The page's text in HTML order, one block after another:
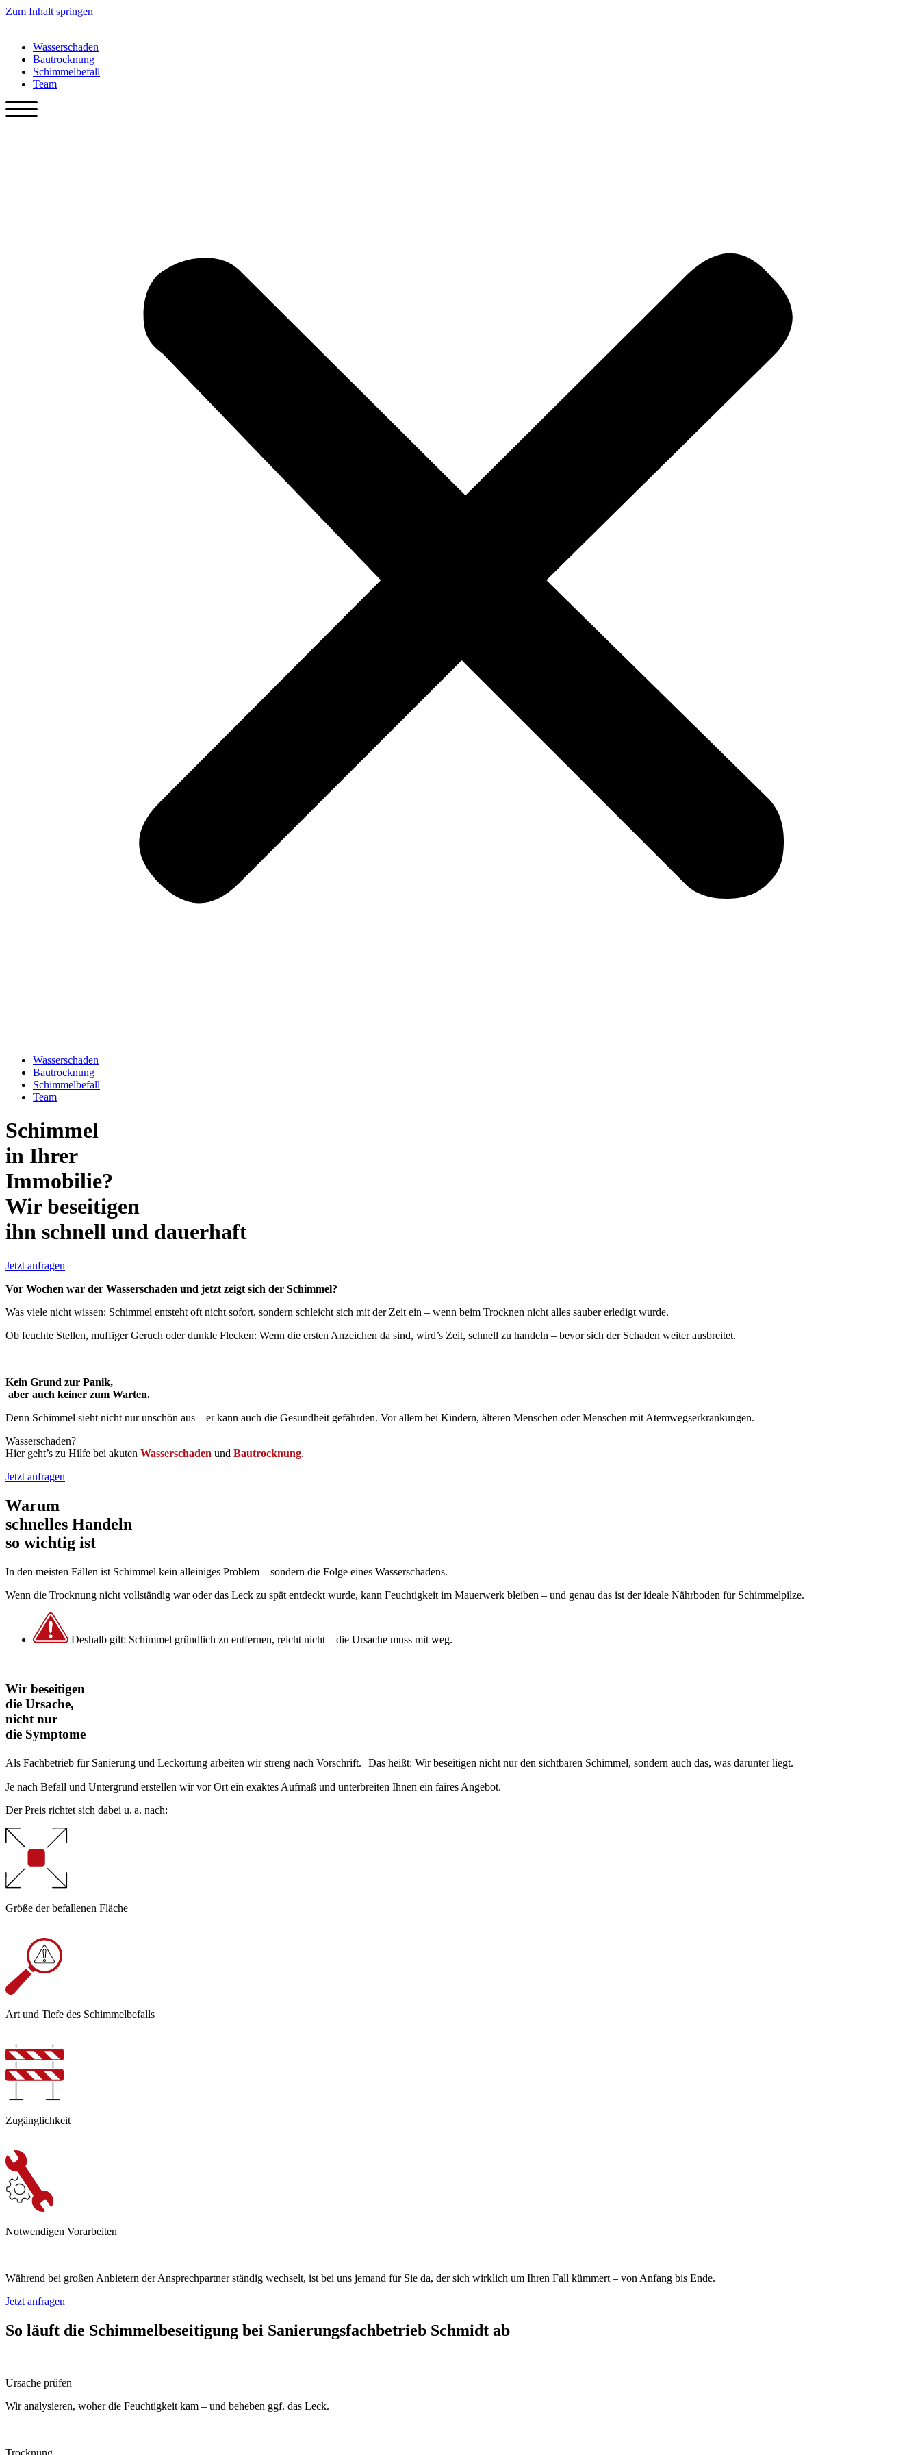
Zum Inhalt springen
Wasserschaden
Bautrocknung
Schimmelbefall
Team
Wasserschaden
Bautrocknung
Schimmelbefall
Team
Schimmel
in Ihrer
Immobilie?
Wir beseitigen
ihn schnell und dauerhaft
Jetzt anfragen
Vor Wochen war der Wasserschaden und jetzt zeigt sich der Schimmel?
Was viele nicht wissen: Schimmel entsteht oft nicht sofort, sondern schleicht sich mit der Zeit ein – wenn beim Trocknen nicht alles sauber erledigt wurde.
Ob feuchte Stellen, muffiger Geruch oder dunkle Flecken: Wenn die ersten Anzeichen da sind, wird’s Zeit, schnell zu handeln – bevor sich der Schaden weiter ausbreitet.
Kein Grund zur Panik,
aber auch keiner zum Warten.
Denn Schimmel sieht nicht nur unschön aus – er kann auch die Gesundheit gefährden. Vor allem bei Kindern, älteren Menschen oder Menschen mit Atemwegserkrankungen.
Wasserschaden?
Hier geht’s zu Hilfe bei akuten Wasserschaden und Bautrocknung.
Jetzt anfragen
Warum
schnelles Handeln
so wichtig ist
In den meisten Fällen ist Schimmel kein alleiniges Problem – sondern die Folge eines Wasserschadens.
Wenn die Trocknung nicht vollständig war oder das Leck zu spät entdeckt wurde, kann Feuchtigkeit im Mauerwerk bleiben – und genau das ist der ideale Nährboden für Schimmelpilze.
Deshalb gilt: Schimmel gründlich zu entfernen, reicht nicht – die Ursache muss mit weg.
Wir beseitigen
die Ursache,
nicht nur
die Symptome
Als Fachbetrieb für Sanierung und Leckortung arbeiten wir streng nach Vorschrift. Das heißt: Wir beseitigen nicht nur den sichtbaren Schimmel, sondern auch das, was darunter liegt.
Je nach Befall und Untergrund erstellen wir vor Ort ein exaktes Aufmaß und unterbreiten Ihnen ein faires Angebot.
Der Preis richtet sich dabei u. a. nach:
Größe der befallenen Fläche
Art und Tiefe des Schimmelbefalls
Zugänglichkeit
Notwendigen Vorarbeiten
Während bei großen Anbietern der Ansprechpartner ständig wechselt, ist bei uns jemand für Sie da, der sich wirklich um Ihren Fall kümmert – von Anfang bis Ende.
Jetzt anfragen
So läuft die Schimmelbeseitigung bei Sanierungsfachbetrieb Schmidt ab
Ursache prüfen
Wir analysieren, woher die Feuchtigkeit kam – und beheben ggf. das Leck.
Trocknung